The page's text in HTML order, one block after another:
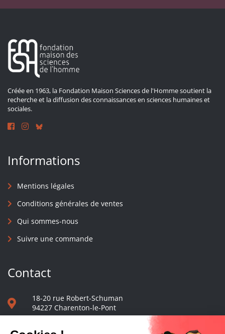
Créée en 1963, la Fondation Maison Sciences de l'Homme soutient la
recherche et la diffusion des connaissances en sciences humaines et
sociales.
Informations
Mentions légales
Conditions générales de ventes
Qui sommes-nous
Suivre une commande
Contact
18-20 rue Robert-Schuman
94227 Charenton-le-Pont